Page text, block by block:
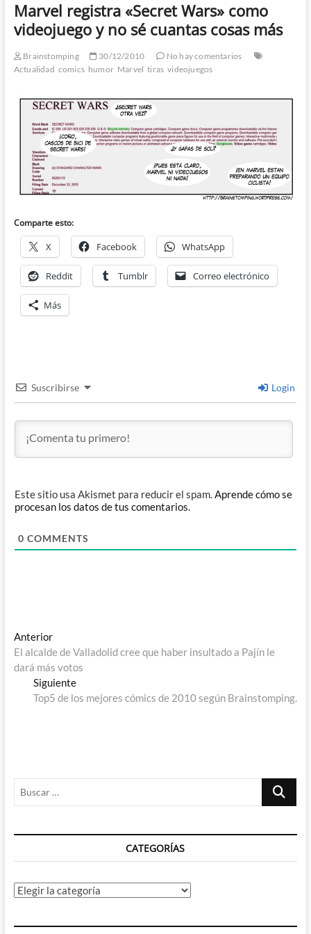
Marvel registra «Secret Wars» como
videojuego y no sé cuantas cosas más
Brainstomping 30/12/2010
No hay comentarios
Actualidad comics humor Marvel tiras videojuegos
Comparte esto:
X Facebook WhatsApp
Reddit Tumblr Correo electrónico
Más
Suscribirse Login
Este sitio usa Akismet para reducir el spam.Aprende cómo se
procesan los datos de tus comentarios.
0 COMMENTS
Navegación
de
entradas
AnteriorEntrada
anterior:
El alcalde de Valladolid cree que haber insultado a Pajín le
dará más votos
SiguienteEntrada
siguiente:
Top5 de los mejores cómics de 2010 según Brainstomping.
Buscar
CATEGORÍAS
Categorías